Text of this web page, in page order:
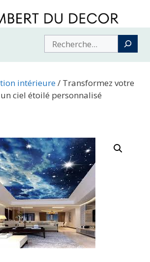
Buscar
intérieure/ Transformez votre
ciel étoilé personnalisé